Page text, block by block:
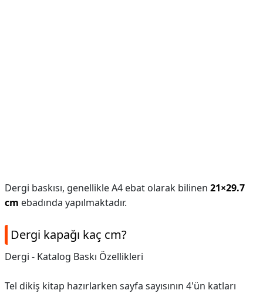
Dergi baskısı, genellikle A4 ebat olarak bilinen 21×29.7
cm ebadında yapılmaktadır.
Dergi kapağı kaç cm?
Dergi - Katalog Baskı Özellikleri
Tel dikiş kitap hazırlarken sayfa sayısının 4'ün katları